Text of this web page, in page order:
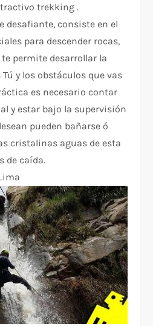
trekking .
desafiante, consiste en el
para descender rocas,
permite desarrollar la
y los obstáculos que vas
es necesario contar
y estar bajo la supervisión
pueden bañarse ó
cristalinas aguas de esta
de caída.